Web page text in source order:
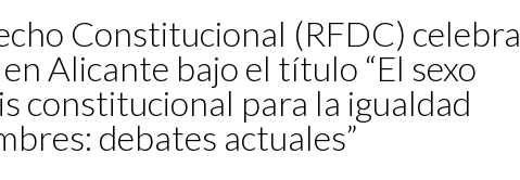
Constitucional (RFDC) celebra
Alicante bajo el título “El sexo
constitucional para la igualdad
debates actuales”